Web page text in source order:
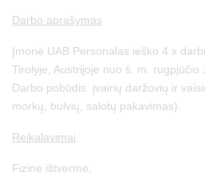
Darbo aprašymas
Įmonė UAB Personalas ieško 4 x
Tirolyje, Austrijoje nuo š. m. rugpjūčio
Darbo pobūdis: įvairių daržovių ir
morkų, bulvių, salotų pakavimas).
Reikalavimai
Fizinė ištvermė;